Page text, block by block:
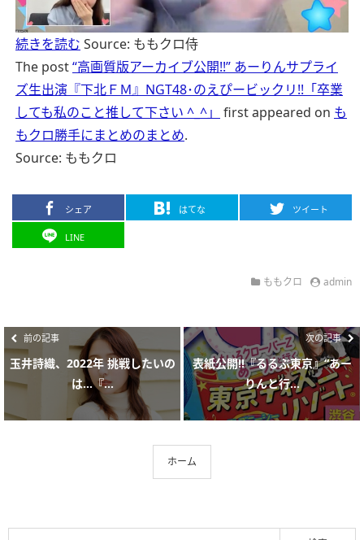
続きを読む Source: ももクロ侍
The post“高画質版アーカイブ公開!!” あーりんサプライ
ズ生出演『下北ＦＭ』NGT48･のえぴービックリ!!「卒業
しても私のこと推して下さい ^_^」
first appeared on も
もクロ勝手にまとめのまとめ.
Source: ももクロ
シェア はてな ツイート
LINE
ももクロ admin
前の記事
玉井詩織、2022年 挑戦したいの
は…『...
次の記事
表紙公開!!『るるぶ東京』“あー
りんと行...
ホーム